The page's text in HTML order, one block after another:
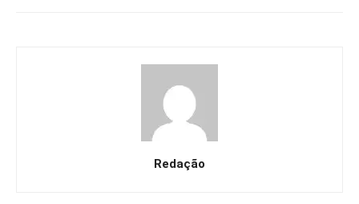
Redação